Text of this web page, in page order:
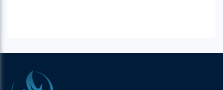
4004LC – Tiel, The Netherlands